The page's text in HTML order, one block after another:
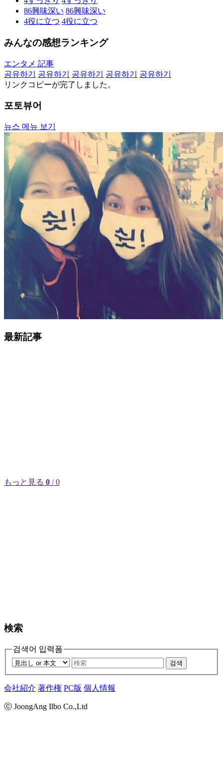
86興味深い 86興味深い
4役に立つ 4役に立つ
みんなの感想ランキング
エンタメ 記事
공유하기
공유하기 공유하기 공유하기
공유하기
リンクコピーが完了しました。
포토뷰어
뉴스 메뉴 보기
最新記事
もっと見る 0 / 0
検索
검색어 입력폼
검색
会社紹介 著作権 PC版 個人情報
ⓒ JoongAng Ilbo Co.,Ltd